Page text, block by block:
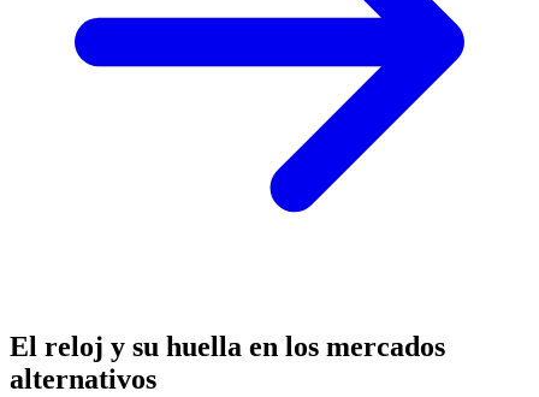
El reloj y su huella en los mercados
alternativos